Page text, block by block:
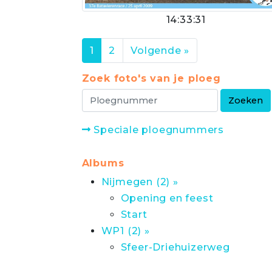
14:33:31
1 2 Volgende »
Zoek foto's van je ploeg
Speciale ploegnummers
Albums
Nijmegen (2) »
Opening en feest
Start
WP1 (2) »
Sfeer-Driehuizerweg